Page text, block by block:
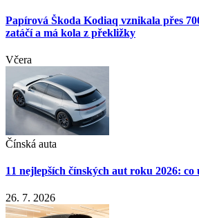
Papírová Škoda Kodiaq vznikala přes
zatáčí a má kola z překližky
Včera
Čínská auta
11 nejlepších čínských aut roku 2026:
26. 7. 2026